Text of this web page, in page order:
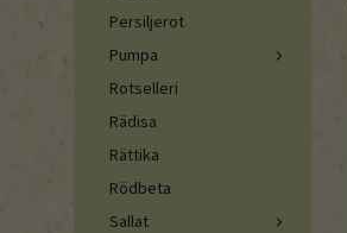
Persiljerot
Pumpa
Rotselleri
Rädisa
Rättika
Rödbeta
Sallat